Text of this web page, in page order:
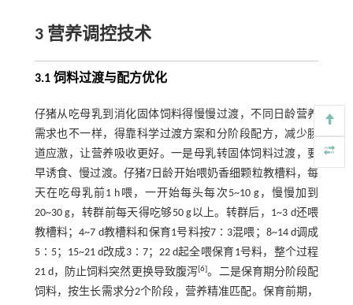
3 营养调控技术
3.1 饲料过渡与配方优化
仔猪从吃母乳到消化固体饲料得慢慢过渡，不同日龄营养
需求也不一样，得靠科学过渡方案和分阶段配方，减少肠
道应激，让营养吸收更好。一是母乳转固体饲料过渡，要
早诱食、慢过渡。仔猪7日龄开始喂奶香细颗粒教槽料，每
天在吃母乳前1 h喂，一开始每头每次5~10 g，慢慢加到
20~30 g，转群前每天得吃够50 g以上。转群后，1~3 d还喂
教槽料；4~7 d教槽料和保育1号料按7∶3混喂；8~14 d调成
5∶5；15~21 d改成3∶7；22 d起全喂保育1号料，整个过程
21 d，防止饲料突然更换导致腹泻[6]。二是保育期分阶段配
饲料，按生长需求分2个阶段，营养精准匹配。保育前期，